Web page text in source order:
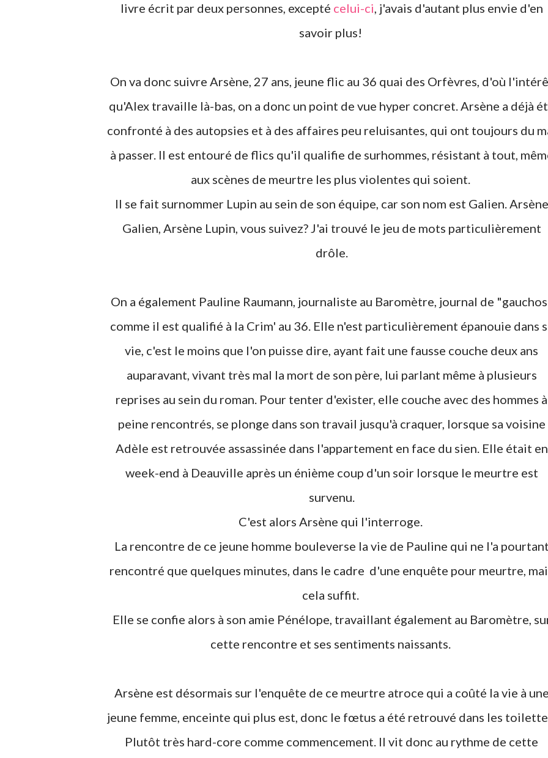
livre écrit par deux personnes, excepté celui-ci, j'avais d'autant plus envie d'en
savoir plus!
On va donc suivre Arsène, 27 ans, jeune flic au 36 quai des Orfèvres, d'où l'intérêt
qu'Alex travaille là-bas, on a donc un point de vue hyper concret. Arsène a déjà
confronté à des autopsies et à des affaires peu reluisantes, qui ont toujours du
à passer. Il est entouré de flics qu'il qualifie de surhommes, résistant à tout,
aux scènes de meurtre les plus violentes qui soient.
Il se fait surnommer Lupin au sein de son équipe, car son nom est Galien. Arsène
Galien, Arsène Lupin, vous suivez? J'ai trouvé le jeu de mots particulièrement
drôle.
On a également Pauline Raumann, journaliste au Baromètre, journal de "gauchos"
comme il est qualifié à la Crim' au 36. Elle n'est particulièrement épanouie dans
vie, c'est le moins que l'on puisse dire, ayant fait une fausse couche deux ans
auparavant, vivant très mal la mort de son père, lui parlant même à plusieurs
reprises au sein du roman. Pour tenter d'exister, elle couche avec des hommes à
peine rencontrés, se plonge dans son travail jusqu'à craquer, lorsque sa voisine
Adèle est retrouvée assassinée dans l'appartement en face du sien. Elle était en
week-end à Deauville après un énième coup d'un soir lorsque le meurtre est
survenu.
C'est alors Arsène qui l'interroge.
La rencontre de ce jeune homme bouleverse la vie de Pauline qui ne l'a pourtant
rencontré que quelques minutes, dans le cadre d'une enquête pour meurtre,
cela suffit.
Elle se confie alors à son amie Pénélope, travaillant également au Baromètre, sur
cette rencontre et ses sentiments naissants.
Arsène est désormais sur l'enquête de ce meurtre atroce qui a coûté la vie à une
jeune femme, enceinte qui plus est, donc le fœtus a été retrouvé dans les
Plutôt très hard-core comme commencement. Il vit donc au rythme de cette